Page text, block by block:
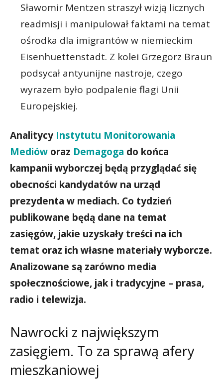
Sławomir Mentzen straszył wizją licznych
readmisji i manipulował faktami na temat
ośrodka dla imigrantów w niemieckim
Eisenhuettenstadt. Z kolei Grzegorz Braun
podsycał antyunijne nastroje, czego
wyrazem było podpalenie flagi Unii
Europejskiej.
Analitycy Instytutu Monitorowania
Mediów oraz Demagoga do końca
kampanii wyborczej będą przyglądać się
obecności kandydatów na urząd
prezydenta w mediach. Co tydzień
publikowane będą dane na temat
zasięgów, jakie uzyskały treści na ich
temat oraz ich własne materiały wyborcze.
Analizowane są zarówno media
społecznościowe, jak i tradycyjne – prasa,
radio i telewizja.
Nawrocki z największym
zasięgiem. To za sprawą afery
mieszkaniowej